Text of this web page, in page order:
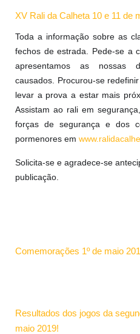
XV Rali da Calheta 10 e 11 de
Toda a informação sobre as
fechos de estrada. Pede-se a
apresentamos as nossas
causados. Procurou-se
levar a prova a estar mais
Assistam ao rali em
forças de segurança e dos
pormenores em
Solicita-se e agradece-se
publicação.
Comemorações 1º de maio
Resultados dos jogos da
maio 2019!